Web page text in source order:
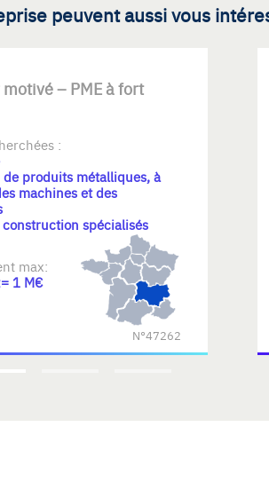
peuvent aussi vous
– PME à fort
:
de produits métalliques, à
machines et des
construction spécialisés
max:
1 M€
N°47262